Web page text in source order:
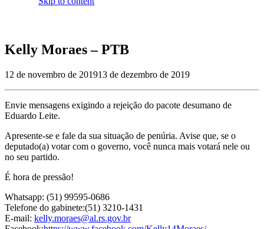
Kelly Moraes – PTB
12 de novembro de 201913 de dezembro de 2019
Envie mensagens exigindo a rejeição do pacote desumano de
Eduardo Leite.
Apresente-se e fale da sua situação de penúria. Avise que, se o
deputado(a) votar com o governo, você nunca mais votará nele ou
no seu partido.
É hora de pressão!
Whatsapp: (51) 99595-0686
Telefone do gabinete:(51) 3210-1431
E-mail: kelly.moraes@al.rs.gov.br